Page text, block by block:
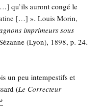
qu’ils auront congé le
[…] ». Louis Morin,
impri­meurs sous
(Lyon), 1898, p. 24.
un peu intem­pes­tifs et
(Le Cor­rec­teur